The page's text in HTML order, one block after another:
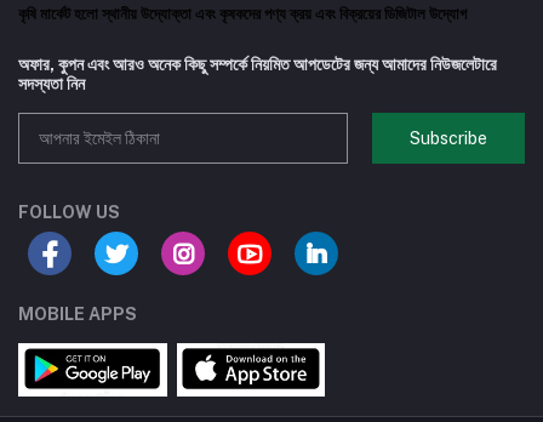
কৃষি মার্কেট হলো স্থানীয় উদ্যোক্তা এবং কৃষকদের পণ্য ক্রয় এবং বিক্রয়ের ডিজিটাল উদ্যোগ
অফার, কুপন এবং আরও অনেক কিছু সম্পর্কে নিয়মিত আপডেটের জন্য আমাদের নিউজলেটারে
সদস্যতা নিন
Subscribe
FOLLOW US
MOBILE APPS